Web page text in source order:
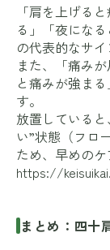
「肩を上げる
る」「夜にな
の代表的なサイ
また、「痛み
と痛みが強ま
す。
放置している
い”状態（フロ
ため、早めの
https://
まとめ：四十